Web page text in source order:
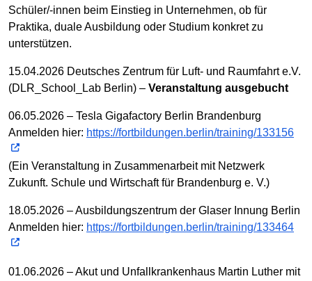
Schüler/-innen beim Einstieg in Unternehmen, ob für
Praktika, duale Ausbildung oder Studium konkret zu
unterstützen.
15.04.2026 Deutsches Zentrum für Luft- und Raumfahrt e.V.
(DLR_School_Lab Berlin) – Veranstaltung ausgebucht
06.05.2026 – Tesla Gigafactory Berlin Brandenburg
Anmelden hier: https://fortbildungen.berlin/training/133156
(Ein Veranstaltung in Zusammenarbeit mit Netzwerk
Zukunft. Schule und Wirtschaft für Brandenburg e. V.)
18.05.2026 – Ausbildungszentrum der Glaser Innung Berlin
Anmelden hier: https://fortbildungen.berlin/training/133464
01.06.2026 – Akut und Unfallkrankenhaus Martin Luther mit